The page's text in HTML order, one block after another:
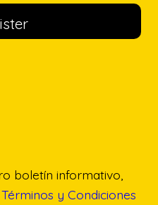
boletín informativo,
Términos y Condiciones